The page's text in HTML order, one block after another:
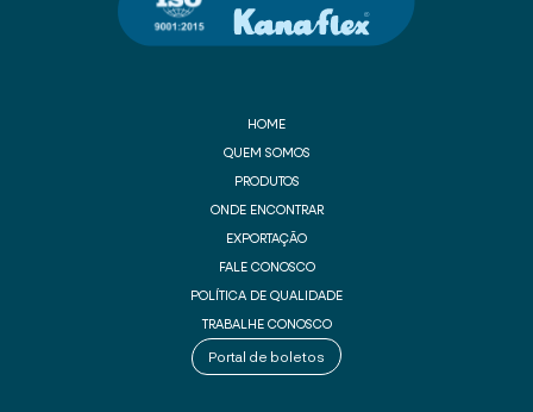
HOME
QUEM SOMOS
PRODUTOS
ONDE ENCONTRAR
EXPORTAÇÃO
FALE CONOSCO
POLÍTICA DE QUALIDADE
TRABALHE CONOSCO
Portal de boletos